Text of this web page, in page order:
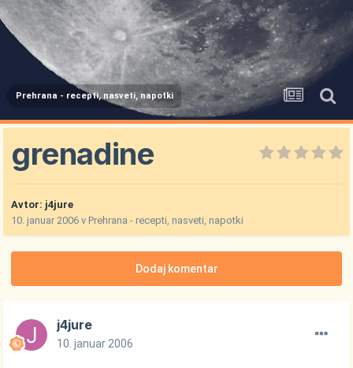
Prehrana - recepti, nasveti, napotki
grenadine
Avtor: j4jure
10. januar 2006 vPrehrana - recepti, nasveti, napotki
Dodaj komentar
j4jure
10. januar 2006